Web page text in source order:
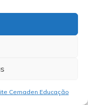
Cemaden Educação